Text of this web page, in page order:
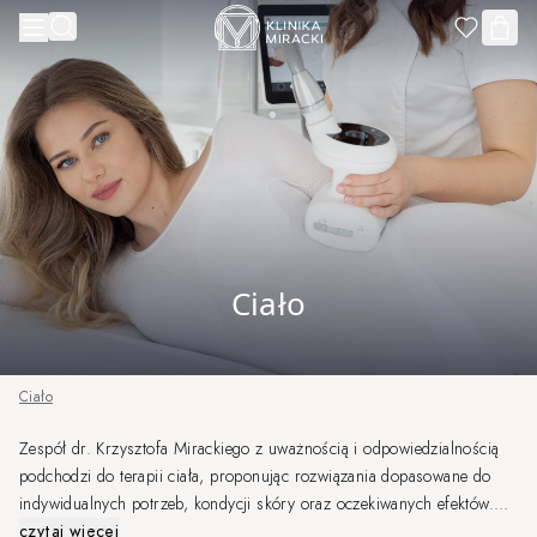
Przejdź do treści
Ciało
Ciało
Zespół dr. Krzysztofa Mirackiego z uważnością i odpowiedzialnością
podchodzi do terapii ciała, proponując rozwiązania dopasowane do
indywidualnych potrzeb, kondycji skóry oraz oczekiwanych efektów.
Dzięki doświadczeniu naszych Specjalistów oraz nowoczesnym
czytaj więcej